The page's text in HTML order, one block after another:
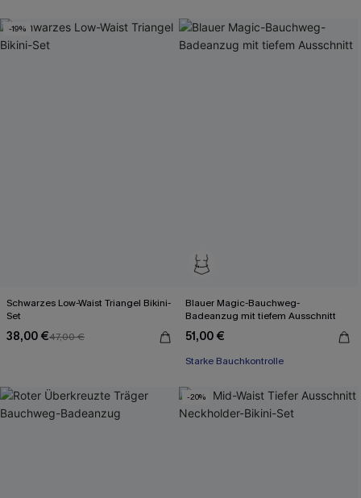
-19%
Schwarzes Low-Waist Triangel Bikini-
Set
38,00 €47,00 €
Blauer Magic-Bauchweg-
Badeanzug mit tiefem Ausschnitt
51,00 €
Starke Bauchkontrolle
-20%